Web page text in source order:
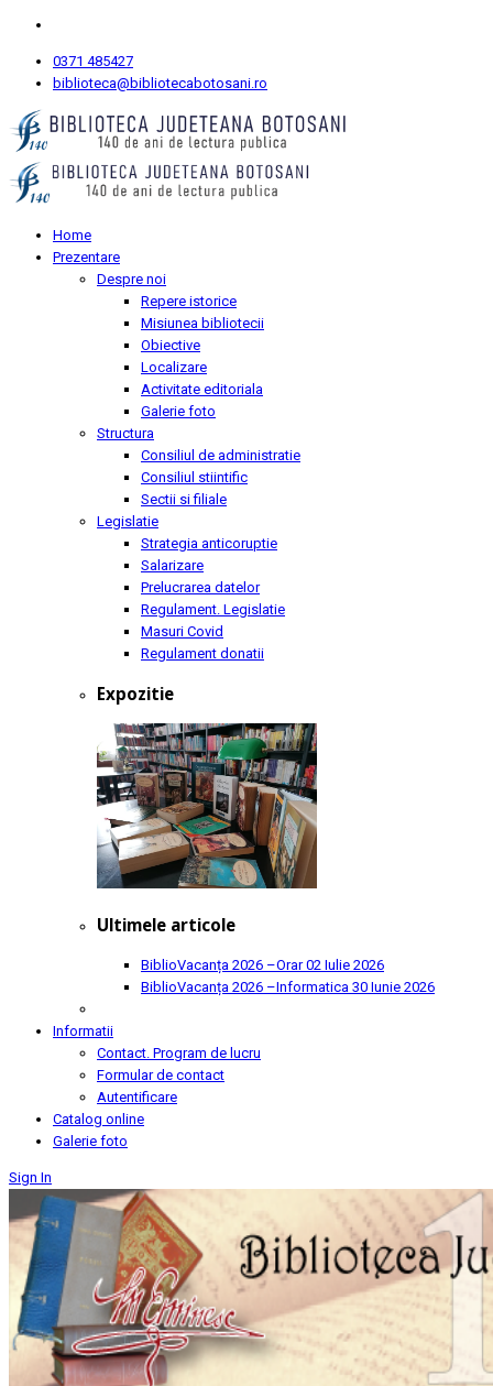
0371 485427
biblioteca@bibliotecabotosani.ro
Home
Prezentare
Despre noi
Repere istorice
Misiunea bibliotecii
Obiective
Localizare
Activitate editoriala
Galerie foto
Structura
Consiliul de administratie
Consiliul stiintific
Sectii si filiale
Legislatie
Strategia anticoruptie
Salarizare
Prelucrarea datelor
Regulament. Legislatie
Masuri Covid
Regulament donatii
Expozitie
Ultimele articole
BiblioVacanța 2026 –Orar02 Iulie 2026
BiblioVacanța 2026 –Informatica 30 Iunie 2026
Informatii
Contact. Program de lucru
Formular de contact
Autentificare
Catalog online
Galerie foto
Sign In